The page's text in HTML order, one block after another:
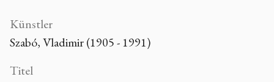
Künstler
Szabó, Vladimir (1905 - 1991)
Titel